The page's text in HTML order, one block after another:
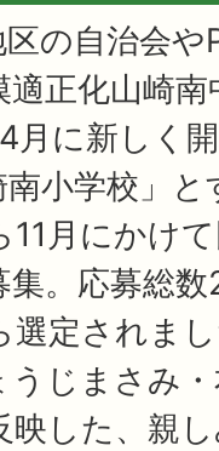
の自治会
正化山崎
月に新しく
小学校」
11月にかけ
。応募総
選定されま
じまさみ
映した、親